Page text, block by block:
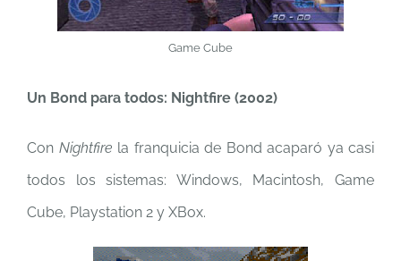
Game Cube
Un Bond para todos: Nightfire (2002)
Con Nightfire la franquicia de Bond acaparó ya casi
todos los sistemas: Windows, Macintosh, Game
Cube, Playstation 2 y XBox.